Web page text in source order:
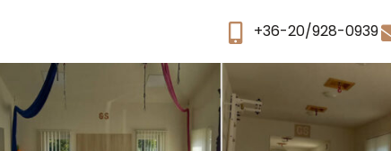
+36-20/928-0939